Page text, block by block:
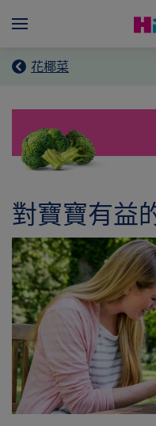
Menü
花椰菜
對寶寶有益